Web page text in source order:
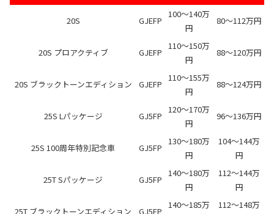
20S GJEFP
100～140万
円
80～112万円
20S プロアクティブ GJEFP
110～150万
円
88～120万円
20S ブラックトーンエディション GJEFP
110～155万
円
88～124万円
25S Lパッケージ GJ5FP
120～170万
円
96～136万円
25S 100周年特別記念車 GJ5FP
130～180万
円
104～144万
円
25T Sパッケージ GJ5FP
140～180万
円
112～144万
円
25T ブラックトーンエディション GJ5FP
140～185万
112～148万